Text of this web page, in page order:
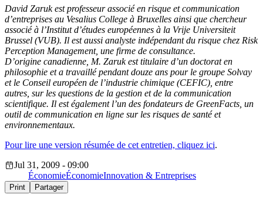
David Zaruk est professeur associé en risque et communication
d’entreprises au Vesalius College à Bruxelles ainsi que chercheur
associé à l’Institut d’études européennes à la Vrije Universiteit
Brussel (VUB). Il est aussi analyste indépendant du risque chez Risk
Perception Management, une firme de consultance.
D’origine canadienne, M. Zaruk est titulaire d’un doctorat en
philosophie et a travaillé pendant douze ans pour le groupe Solvay
et le Conseil européen de l’industrie chimique (CEFIC), entre
autres, sur les questions de la gestion et de la communication
scientifique. Il est également l’un des fondateurs de GreenFacts, un
outil de communication en ligne sur les risques de santé et
environnementaux.
Pour lire une version résumée de cet entretien, cliquez ici.
Jul 31, 2009 - 09:00
ÉconomieÉconomieInnovation & Entreprises
Print Partager